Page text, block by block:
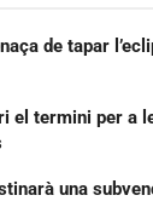
de tapar
el termini per a
una